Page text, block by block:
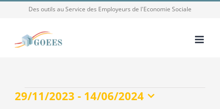
contenu
Des outils au Service des Employeurs de l'Economie Sociale
Évènements
29/11/2023 - 14/06/2024